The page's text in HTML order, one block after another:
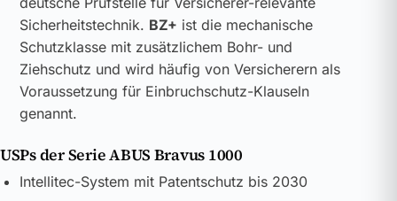
Sicherheitstechnik. BZ+ ist die mechanische
Schutzklasse mit zusätzlichem Bohr- und
Ziehschutz und wird häufig von Versicherern als
Voraussetzung für Einbruchschutz-Klauseln
genannt.
USPs der Serie ABUS Bravus 1000
Intellitec-System mit Patentschutz bis 2030